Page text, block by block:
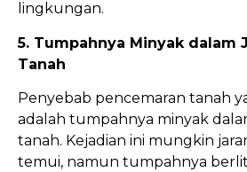
lingkungan.
5. Tumpahnya Minyak dalam
Tanah
Penyebab pencemaran tanah
adalah tumpahnya minyak
tanah. Kejadian ini mungkin
temui, namun tumpahnya